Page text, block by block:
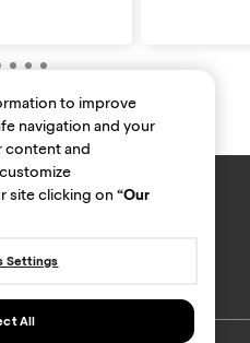
to improve
navigation and your
content and
site clicking on“Our
Settings
All